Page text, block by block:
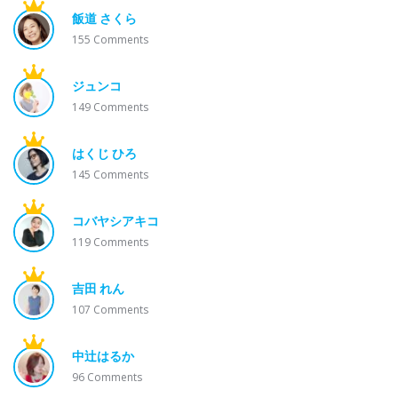
飯道 さくら
155 Comments
ジュンコ
149 Comments
はくじ ひろ
145 Comments
コバヤシアキコ
119 Comments
吉田 れん
107 Comments
中辻はるか
96 Comments